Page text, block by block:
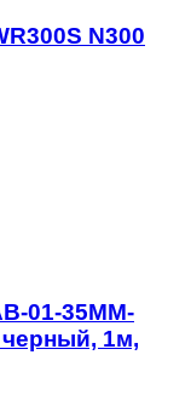
N300
01-35MM-
черный, 1м,